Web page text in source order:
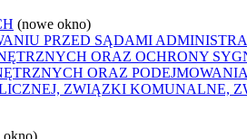
(nowe okno)
PRZED SĄDAMI
ORAZ OCHRONY
ORAZ
ZWIĄZKI KOMUNALNE,
okno)